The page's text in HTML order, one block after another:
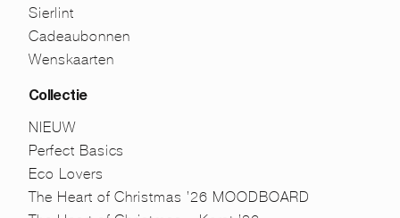
Sierlint
Cadeaubonnen
Wenskaarten
Collectie
NIEUW
Perfect Basics
Eco Lovers
The Heart of Christmas ’26 MOODBOARD